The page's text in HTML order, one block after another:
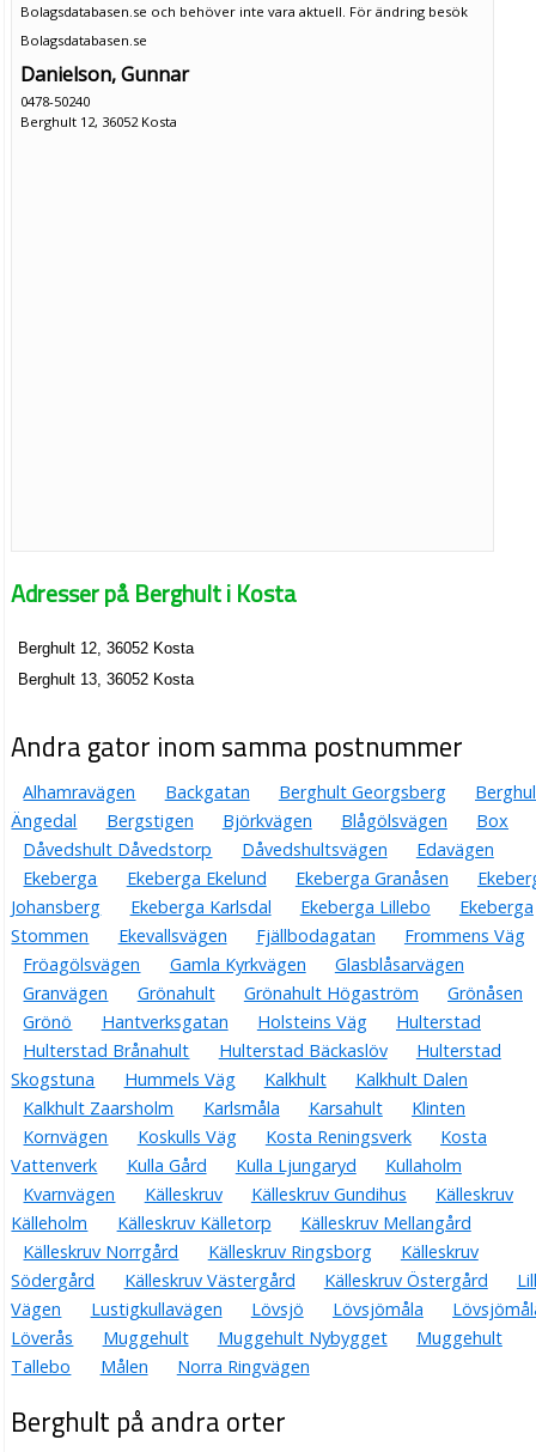
Bolagsdatabasen.se och behöver inte vara aktuell. För ändring besök
Bolagsdatabasen.se
Danielson, Gunnar
0478-50240
Berghult 12, 36052 Kosta
Adresser på Berghult i Kosta
Berghult 12, 36052 Kosta
Berghult 13, 36052 Kosta
Andra gator inom samma postnummer
Alhamravägen Backgatan Berghult Georgsberg
Ängedal
Bergstigen Björkvägen Blågölsvägen
Box
Dåvedshult Dåvedstorp
Dåvedshultsvägen
Edavägen
Ekeberga
Ekeberga Ekelund Ekeberga Granåsen
Johansberg
Ekeberga Karlsdal Ekeberga Lillebo
Ekeberga
Stommen
Ekevallsvägen Fjällbodagatan
Frommens Väg
Fröagölsvägen
Gamla Kyrkvägen
Glasblåsarvägen
Granvägen
Grönahult Grönahult Högaström
Grönåsen
Grönö
Hantverksgatan Holsteins Väg
Hulterstad
Hulterstad Brånahult
Hulterstad Bäckaslöv
Hulterstad
Skogstuna
Hummels Väg Kalkhult
Kalkhult Dalen
Kalkhult Zaarsholm
Karlsmåla Karsahult
Klinten
Kornvägen
Koskulls Väg Kosta Reningsverk
Kosta
Vattenverk
Kulla Gård Kulla Ljungaryd
Kullaholm
Kvarnvägen
Källeskruv Källeskruv Gundihus
Källeskruv
Källeholm
Källeskruv Källetorp
Källeskruv Mellangård
Källeskruv Norrgård
Källeskruv Ringsborg
Källeskruv
Södergård
Källeskruv Västergård Källeskruv Östergård
Vägen
Lustigkullavägen Lövsjö Lövsjömåla
Löverås
Muggehult Muggehult Nybygget
Muggehult
Tallebo
Målen Norra Ringvägen
Berghult på andra orter